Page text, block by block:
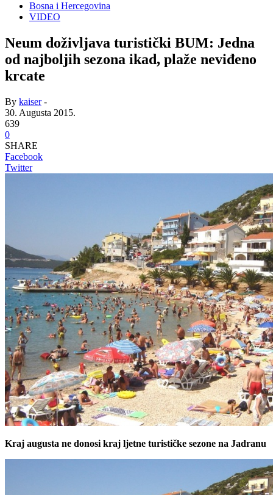
Bosna i Hercegovina
VIDEO
Neum doživljava turistički BUM: Jedna
od najboljih sezona ikad, plaže neviđeno
krcate
By kaiser-
30. Augusta 2015.
639
0
SHARE
Facebook
Twitter
Kraj augusta ne donosi kraj ljetne turističke sezone na Jadranu